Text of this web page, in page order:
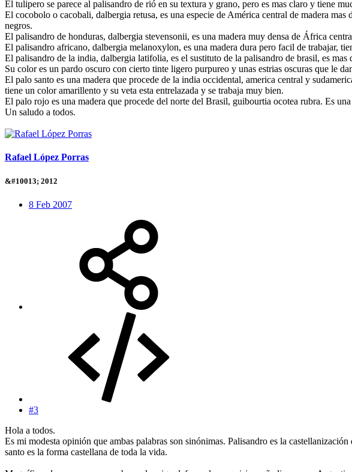
El tulipero se parece al palisandro de rió en su textura y grano, pero es mas claro y tiene
El cocobolo o cacobali, dalbergia retusa, es una especie de América central de madera
negros.
El palisandro de honduras, dalbergia stevensonii, es una madera muy densa de África
El palisandro africano, dalbergia melanoxylon, es una madera dura pero facil de trabajar,
El palisandro de la india, dalbergia latifolia, es el sustituto de la palisandro de brasil, es
Su color es un pardo oscuro con cierto tinte ligero purpureo y unas estrias oscuras que le
El palo santo es una madera que procede de la india occidental, america central y
tiene un color amarillento y su veta esta entrelazada y se trabaja muy bien.
El palo rojo es una madera que procede del norte del Brasil, guibourtia ocotea rubra. Es
Un saludo a todos.
Rafael López Porras
&#10013; 2012
8 Feb 2007
#3
Hola a todos.
Es mi modesta opinión que ambas palabras son sinónimas. Palisandro es la castellanización
santo es la forma castellana de toda la vida.